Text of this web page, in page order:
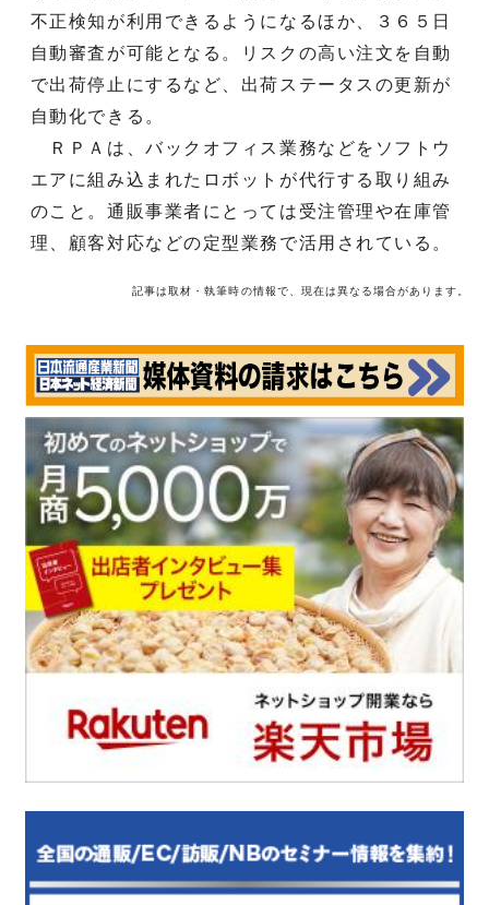
不正検知が利用できるようになるほか、３６５日
自動審査が可能となる。リスクの高い注文を自動
で出荷停止にするなど、出荷ステータスの更新が
自動化できる。
ＲＰＡは、バックオフィス業務などをソフトウ
エアに組み込まれたロボットが代行する取り組み
のこと。通販事業者にとっては受注管理や在庫管
理、顧客対応などの定型業務で活用されている。
記事は取材・執筆時の情報で、現在は異なる場合があります。